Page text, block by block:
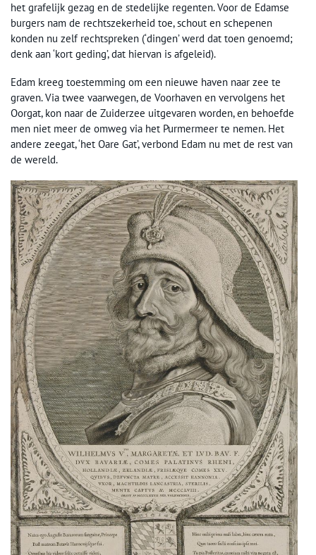
het grafelijk gezag en de stedelijke regenten. Voor de Edamse
burgers nam de rechtszekerheid toe, schout en schepenen
konden nu zelf rechtspreken (‘dingen’ werd dat toen genoemd;
denk aan ‘kort geding’, dat hiervan is afgeleid).
Edam kreeg toestemming om een nieuwe haven naar zee te
graven. Via twee vaarwegen, de Voorhaven en vervolgens het
Oorgat, kon naar de Zuiderzee uitgevaren worden, en behoefde
men niet meer de omweg via het Purmermeer te nemen. Het
andere zeegat, ‘het Oare Gat’, verbond Edam nu met de rest van
de wereld.